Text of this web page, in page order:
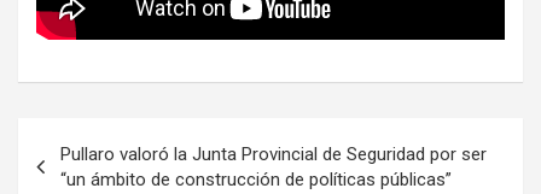
de
Pullaro valoró la Junta Provincial de Seguridad por ser
“un ámbito de construcción de políticas públicas”